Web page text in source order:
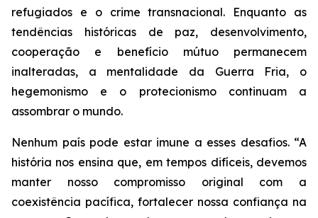
refugiados e o crime transnacional. Enquanto as
tendências históricas de paz, desenvolvimento,
cooperação e benefício mútuo permanecem
inalteradas, a mentalidade da Guerra Fria, o
hegemonismo e o protecionismo continuam a
assombrar o mundo.
Nenhum país pode estar imune a esses desafios. “A
história nos ensina que, em tempos difíceis, devemos
manter nosso compromisso original com a
coexistência pacífica, fortalecer nossa confiança na